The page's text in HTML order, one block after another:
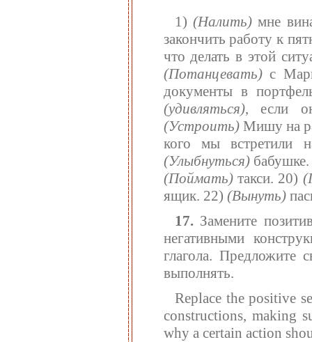
1)(Налить) мне
закончить работу к
что делать в этой
(Потанцевать)с
документы в
(удивляться), если
(Устроить)Мишу на
кого мы встретили
(Улыбнуться)
(Поймать)такси. 20)
ящик. 22) (Вынуть)
17. Замените
негативными
глагола. Предложите
выполнять.
Replace the positive
constructions, making
why a certain action